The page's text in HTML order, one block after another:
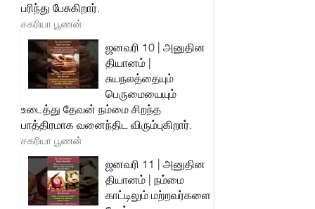
பரிந்து பேசுகிறார்.
சகரியா பூணன்
ஜனவரி 10 | அனுதின
தியானம் |
சுயநலத்தையும்
பெருமையையும்
உடைத்து தேவன் நம்மை சிறந்த
பாத்திரமாக வனைந்திட விரும்புகிறார்.
சகரியா பூணன்
ஜனவரி 11 | அனுதின
தியானம் | நம்மை
காட்டிலும் மற்றவர்களை